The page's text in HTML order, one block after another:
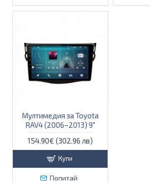
Мултимедия за Toyota
RAV4 (2006–2013) 9″
154.90€ (302.96 лв)
Купи
Попитай